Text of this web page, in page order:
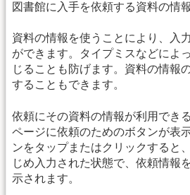
図書館に入手を依頼する資料の情
資料の情報を使うことにより、入
ができます。タイプミスなどによ
じることも防げます。資料の情報
することもできます。
依頼にその資料の情報が利用でき
ページに依頼のためのボタンが表
ンをタップまたはクリックすると
じめ入力された状態で、依頼情報
示されます。